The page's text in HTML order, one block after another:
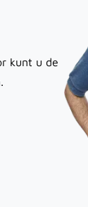
kunt u de